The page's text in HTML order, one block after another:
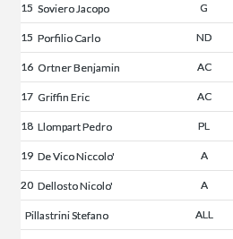
15 Soviero Jacopo G
15 Porfilio Carlo ND
16 Ortner Benjamin AC
17 Griffin Eric AC
18 Llompart Pedro PL
19 De Vico Niccolo' A
20 Dellosto Nicolo' A
Pillastrini Stefano ALL